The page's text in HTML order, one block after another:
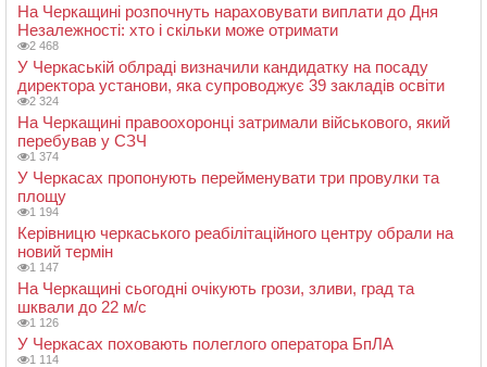
На Черкащині розпочнуть нараховувати виплати до Дня
Незалежності: хто і скільки може отримати
2 468
У Черкаській облраді визначили кандидатку на посаду
директора установи, яка супроводжує 39 закладів освіти
2 324
На Черкащині правоохоронці затримали військового, який
перебував у СЗЧ
1 374
У Черкасах пропонують перейменувати три провулки та
площу
1 194
Керівницю черкаського реабілітаційного центру обрали на
новий термін
1 147
На Черкащині сьогодні очікують грози, зливи, град та
шквали до 22 м/с
1 126
У Черкасах поховають полеглого оператора БпЛА
1 114